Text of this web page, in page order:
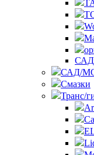
САД/
Смазки
Транс/